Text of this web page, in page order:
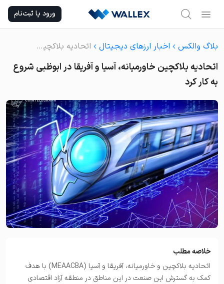
content
ورود یا ثبت‌نام
بلاگ والکس اخبار ارزهای دیجیتال اتحادیه بلاکچین خاورمیانه، آسیا و آفریقا در ابوظبی شروع به کار کرد
اتحادیه بلاکچین خاورمیانه، آسیا و آفریقا در ابوظبی شروع
به کار کرد
خلاصه مطلب
اتحادیه بلاکچین و خاورمیانه، آفریقا و آسیا (MEAACBA) با هدف
کمک به گسترش این صنعت در این مناطق در منطقه آزاد اقتصادی